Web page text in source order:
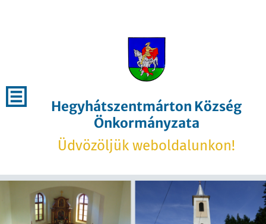
Hegyhátszentmárton Község
Önkormányzata
Üdvözöljük weboldalunkon!